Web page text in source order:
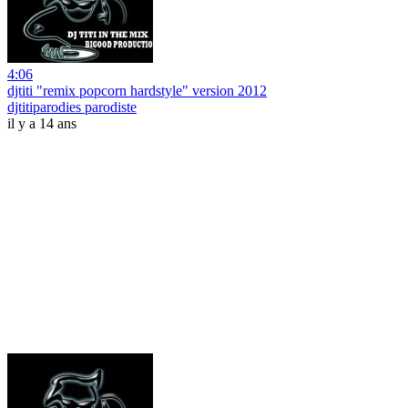
4:06
djtiti "remix popcorn hardstyle" version 2012
djtitiparodies parodiste
il y a 14 ans